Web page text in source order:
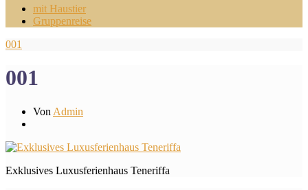
mit Haustier
Gruppenreise
001
001
Von Admin
Exklusives Luxusferienhaus Teneriffa